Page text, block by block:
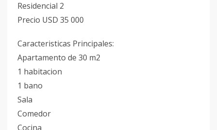
Residencial 2
Precio USD 35 000
Caracteristicas Principales:
Apartamento de 30 m2
1 habitacion
1 bano
Sala
Comedor
Cocina